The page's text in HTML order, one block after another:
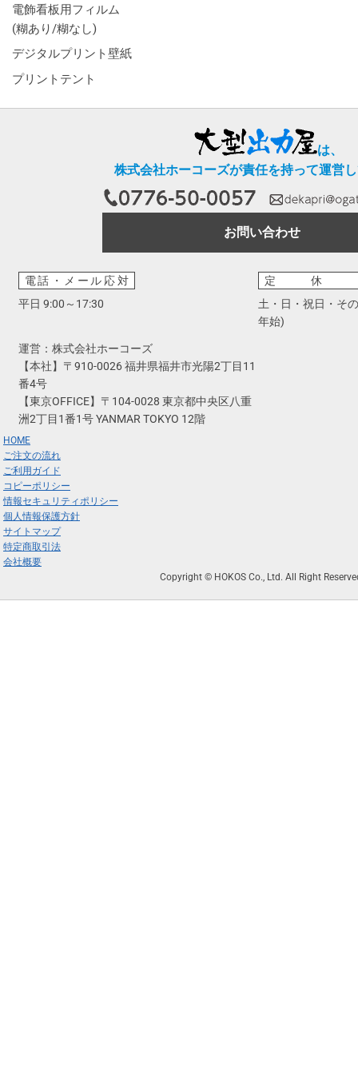
電飾看板用フィルム
(糊あり/糊なし)
デジタルプリント壁紙
プリントテント
は、
株式会社ホーコーズが責任を持って運営
お問い合わせ
電話・メール応対
平日 9:00～17:30
定休
土・日・祝日・そ
年始)
運営：株式会社ホーコーズ
【本社】〒910-0026 福井県福井市光陽2丁目11
番4号
【東京OFFICE】〒104-0028 東京都中央区八重
洲2丁目1番1号 YANMAR TOKYO 12階
HOME
ご注文の流れ
ご利用ガイド
コピーポリシー
情報セキュリティポリシー
個人情報保護方針
サイトマップ
特定商取引法
会社概要
Copyright © HOKOS Co., Ltd. All Right